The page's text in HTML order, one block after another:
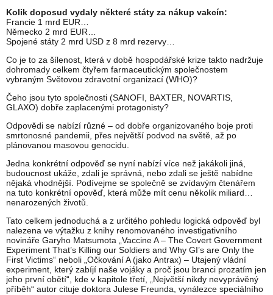
Kolik doposud vydaly některé státy za nákup vakcín:
Francie 1 mrd EUR…
Německo 2 mrd EUR…
Spojené státy 2 mrd USD z 8 mrd rezervy…
Co je to za šílenost, která v době hospodářské krize takto nadržuje
dohromady celkem čtyřem farmaceutickým společnostem
vybraným Světovou zdravotní organizací (WHO)?
Čeho jsou tyto společnosti (SANOFI, BAXTER, NOVARTIS,
GLAXO) dobře zaplacenými protagonisty?
Odpovědi se nabízí různé – od dobře organizovaného boje proti
smrtonosné pandemii, přes největší podvod na světě, až po
plánovanou masovou genocidu.
Jedna konkrétní odpověď se nyní nabízí více než jakákoli jiná,
budoucnost ukáže, zdali je správná, nebo zdali se ještě nabídne
nějaká vhodnější. Podívejme se společně se zvídavým čtenářem
na tuto konkrétní opověď, která může mít cenu několik miliard…
nenarozených životů.
Tato celkem jednoduchá a z určitého pohledu logická odpověď byl
nalezena ve výtažku z knihy renomovaného investigativního
novináře Garyho Matsumota „Vaccine A – The Covert Government
Experiment That’s Killing our Soldiers and Why GI’s are Only the
First Victims“ neboli „Očkování A (jako Antrax) – Utajený vládní
experiment, který zabíjí naše vojáky a proč jsou branci prozatím jen
jeho první obětí“, kde v kapitole třetí, „Největší nikdy nevyprávěný
příběh“ autor cituje doktora Julese Freunda, vynálezce speciálního